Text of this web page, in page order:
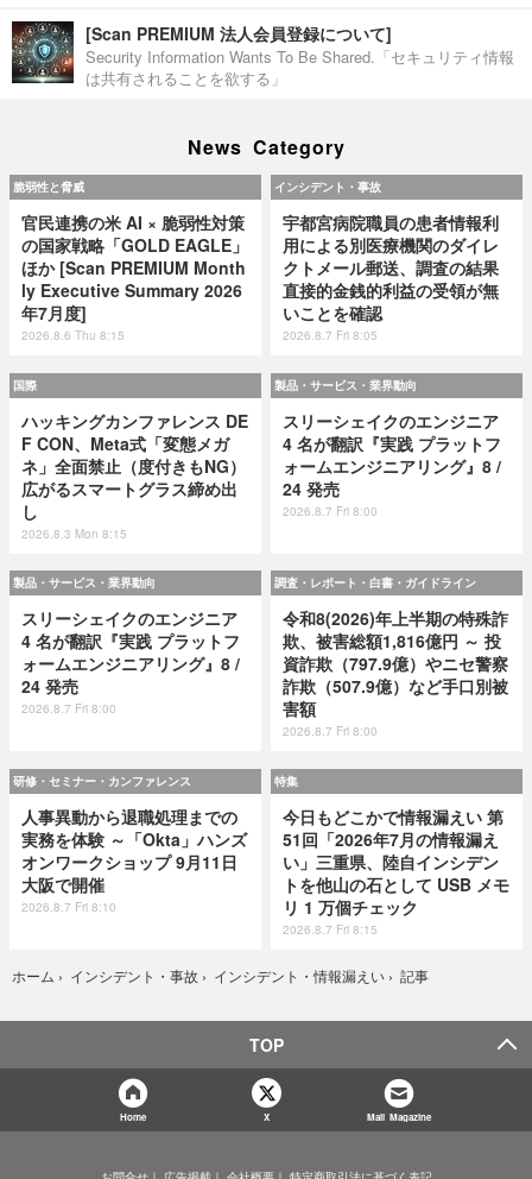
[Scan PREMIUM 法人会員登録について]
Security Information Wants To Be Shared.「セキュリティ情報
は共有されることを欲する」
News Category
脆弱性と脅威
官民連携の米 AI × 脆弱性対策
の国家戦略「GOLD EAGLE」
ほか [Scan PREMIUM Month
ly Executive Summary 2026
年7月度]
2026.8.6 Thu 8:15
インシデント・事故
宇都宮病院職員の患者情報利
用による別医療機関のダイレ
クトメール郵送、調査の結果
直接的金銭的利益の受領が無
いことを確認
2026.8.7 Fri 8:05
国際
ハッキングカンファレンス DE
F CON、Meta式「変態メガ
ネ」全面禁止（度付きもNG）
広がるスマートグラス締め出
し
2026.8.3 Mon 8:15
製品・サービス・業界動向
スリーシェイクのエンジニア
4 名が翻訳『実践 プラットフ
ォームエンジニアリング』8 /
24 発売
2026.8.7 Fri 8:00
製品・サービス・業界動向
スリーシェイクのエンジニア
4 名が翻訳『実践 プラットフ
ォームエンジニアリング』8 /
24 発売
2026.8.7 Fri 8:00
調査・レポート・白書・ガイドライン
令和8(2026)年上半期の特殊詐
欺、被害総額1,816億円 ～ 投
資詐欺（797.9億）やニセ警察
詐欺（507.9億）など手口別被
害額
2026.8.7 Fri 8:00
研修・セミナー・カンファレンス
人事異動から退職処理までの
実務を体験 ～「Okta」ハンズ
オンワークショップ 9月11日
大阪で開催
2026.8.7 Fri 8:10
特集
今日もどこかで情報漏えい 第
51回「2026年7月の情報漏え
い」三重県、陸自インシデン
トを他山の石として USB メモ
リ 1 万個チェック
2026.8.7 Fri 8:15
ホーム › インシデント・事故 › インシデント・情報漏えい › 記事
TOP
Home X Mail Magazine